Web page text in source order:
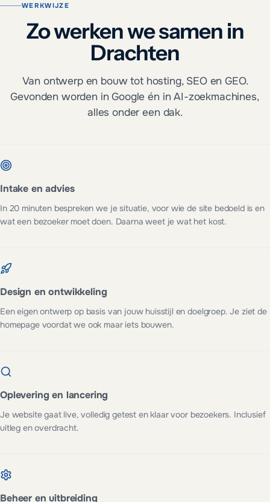
WERKWIJZE
Zo werken we samen in
Drachten
Van ontwerp en bouw tot hosting, SEO en GEO.
Gevonden worden in Google én in AI-zoekmachines,
alles onder een dak.
Intake en advies
In 20 minuten bespreken we je situatie, voor wie de site bedoeld is en
wat een bezoeker moet doen. Daarna weet je wat het kost.
Design en ontwikkeling
Een eigen ontwerp op basis van jouw huisstijl en doelgroep. Je ziet de
homepage voordat we ook maar iets bouwen.
Oplevering en lancering
Je website gaat live, volledig getest en klaar voor bezoekers. Inclusief
uitleg en overdracht.
Beheer en uitbreiding